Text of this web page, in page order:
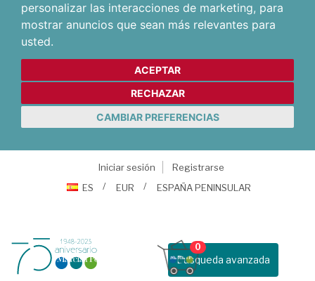
personalizar las interacciones de marketing, para
mostrar anuncios que sean más relevantes para
usted.
ACEPTAR
RECHAZAR
CAMBIAR PREFERENCIAS
Iniciar sesión
Registrarse
ES
EUR ESPAÑA PENINSULAR
Busqueda avanzada
0